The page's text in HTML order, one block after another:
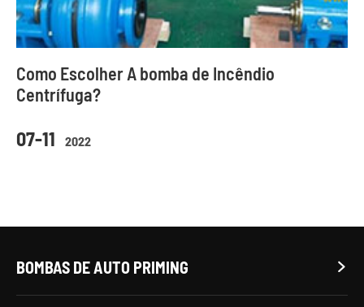
07-11 2022
Como Escolher A bomba de Incêndio
Centrífuga?
BOMBAS DE AUTO PRIMING 